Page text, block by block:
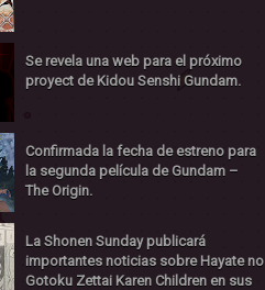
Se revela una web para el próximo
proyect de Kidou Senshi Gundam.
Confirmada la fecha de estreno para
la segunda película de Gundam –
The Origin.
La Shonen Sunday publicará
importantes noticias sobre Hayate no
Gotoku Zettai Karen Children en sus